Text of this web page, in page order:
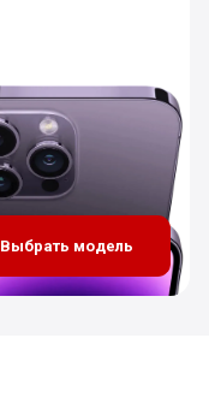
Выбрать модель